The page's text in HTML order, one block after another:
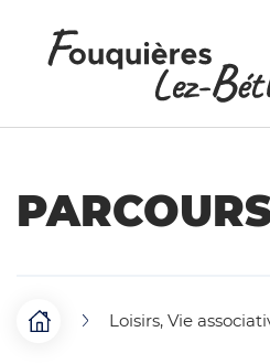
Skip to menu Skip to
Fouquières-lez-Béthune
FAccueil Loisirs, Vie